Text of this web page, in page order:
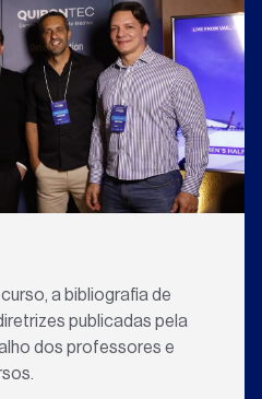
a bibliograﬁa de
publicadas pela
dos professores e